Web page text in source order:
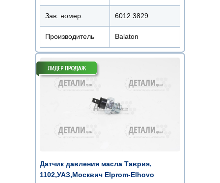
Зав. номер: 6012.3829
Производитель Balaton
Датчик давления масла Таврия,
1102,УАЗ,Москвич Elprom-Elhovo